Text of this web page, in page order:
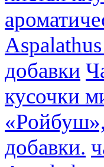
добавки
кусочки
добавки.